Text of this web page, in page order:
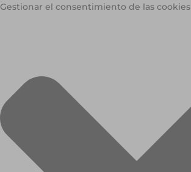
Gestionar el consentimiento de las cookies